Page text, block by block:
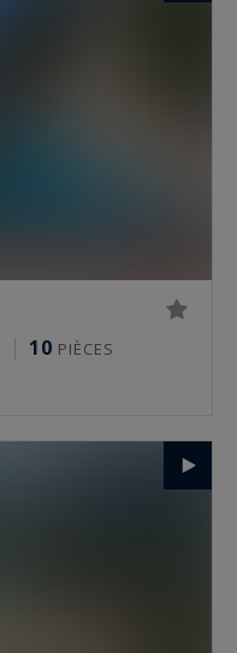
10 PIÈCES